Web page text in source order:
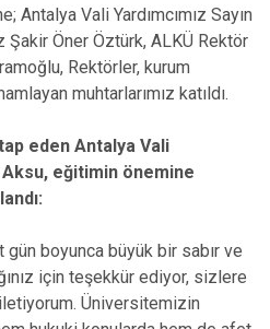
Vali Yardımcımız Sayın
Şakir Öner Öztürk, ALKÜ Rektör
Rektörler, kurum
muhtarlarımız katıldı.
eden Antalya Vali
Aksu, eğitimin önemine
gün boyunca büyük bir sabır ve
için teşekkür ediyor, sizlere
Üniversitemizin